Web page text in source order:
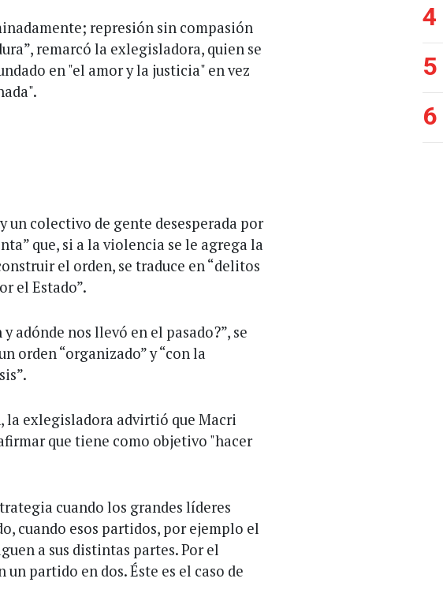
represión sin compasión
remarcó la exlegisladora, quien se
en "el amor y la justicia" en vez
un colectivo de gente desesperada por
que, si a la violencia se le agrega la
el orden, se traduce en “delitos
el Estado”.
adónde nos llevó en el pasado?”, se
orden “organizado” y “con la
la exlegisladora advirtió que Macri
que tiene como objetivo "hacer
cuando los grandes líderes
cuando esos partidos, por ejemplo el
a sus distintas partes. Por el
partido en dos. Éste es el caso de
4
5
6